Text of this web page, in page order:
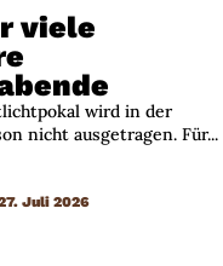
viele
wird in der
nicht ausgetragen. Für...
Juli 2026